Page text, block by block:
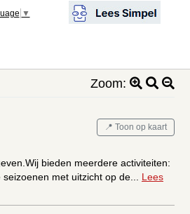
▼
Zoom:
📍 Toon op kaart
bieden meerdere activiteiten:
met uitzicht op de... Lees